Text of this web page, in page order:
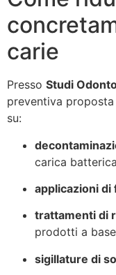
carie
Presso Studi
preventiva
su:
carica batterica
applicazioni di
trattamenti di
prodotti a
sigillature di